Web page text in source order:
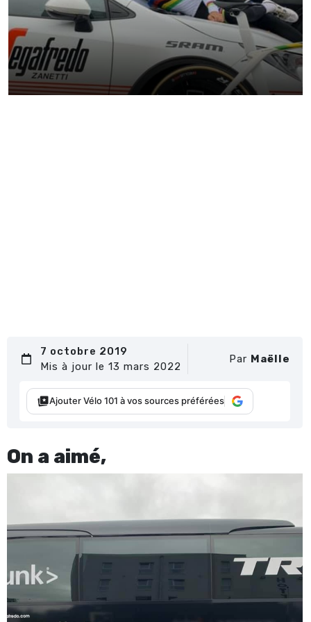
7 octobre 2019
Mis à jour le 13 mars 2022
Par Maëlle
Ajouter Vélo 101 à vos sources préférées
On a aimé,